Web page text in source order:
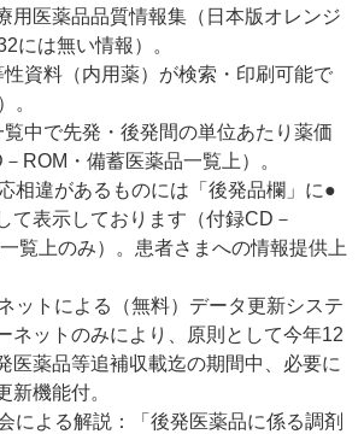
用医薬品品質情報集（日本版オレンジ
には無い情報）。
性資料（内用薬）が検索・印刷可能で
。
覧中で先発・後発間の単位あたり薬価
ROM・備蓄医薬品一覧上）。
相違があるものには「後発品欄」に●
て表示しております（付録CD－
覧上のみ）。患者さまへの情報提供上
ットによる（無料）データ更新システ
ネットのみにより、原則として今年12
医薬品等追補収載迄の期間中、必要に
新機能付。
による解説：「後発医薬品に係る調剤